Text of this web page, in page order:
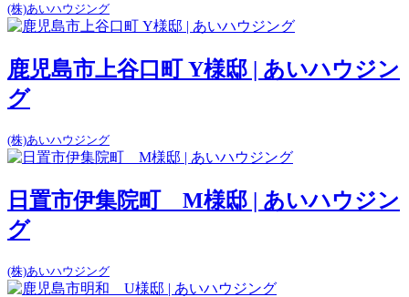
(株)あいハウジング
鹿児島市上谷口町 Y様邸 | あいハウジン
グ
(株)あいハウジング
日置市伊集院町 M様邸 | あいハウジン
グ
(株)あいハウジング